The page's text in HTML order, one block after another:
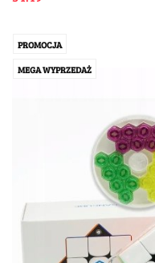
PROMOCJA
MEGA WYPRZEDAŻ